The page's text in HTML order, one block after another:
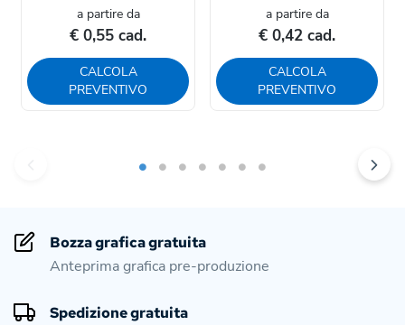
a partire da
€ 0,55 cad.
CALCOLA
PREVENTIVO
a partire da
€ 0,42 cad.
CALCOLA
PREVENTIVO
Bozza grafica gratuita
Anteprima grafica pre-produzione
Spedizione gratuita